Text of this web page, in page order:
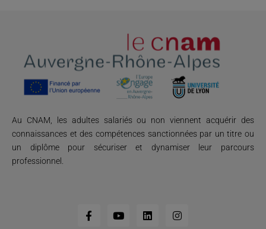
Au CNAM, les adultes salariés ou non viennent acquérir des
connaissances et des compétences sanctionnées par un titre ou
un diplôme pour sécuriser et dynamiser leur parcours
professionnel.